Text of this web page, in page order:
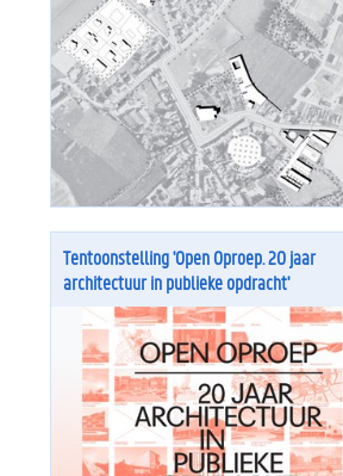
Tentoonstelling 'Open Oproep. 20 jaar
architectuur in publieke opdracht'